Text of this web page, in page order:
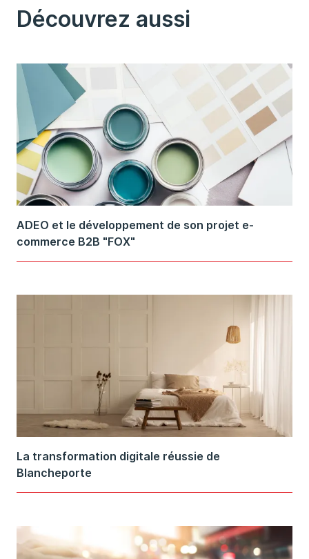
Découvrez aussi
ADEO et le développement de son projet e-
commerce B2B "FOX"
La transformation digitale réussie de
Blancheporte